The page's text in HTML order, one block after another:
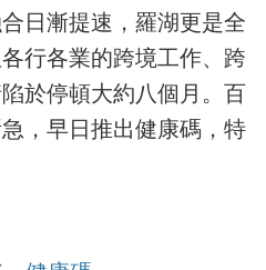
日漸提速，羅湖更是全
行各業的跨境工作、跨
於停頓大約八個月。百
，早日推出健康碼，特